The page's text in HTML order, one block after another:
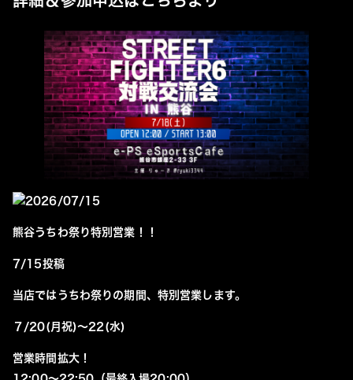
2026/07/15
熊谷うちわ祭り特別営業！！
7/15投稿
当店ではうちわ祭りの期間、特別営業します。
７/20(月祝)～22(水)
営業時間拡大！